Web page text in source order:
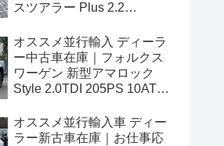
スツアラー Plus 2.2
ドル
オススメ並行輸入 ディーラ
ー中古車在庫｜フォルクス
ワーゲン 新型アマロック
Style 2.0TDI 205PS 10AT
オススメ並行輸入車 ディー
ラー新古車在庫｜お仕事応